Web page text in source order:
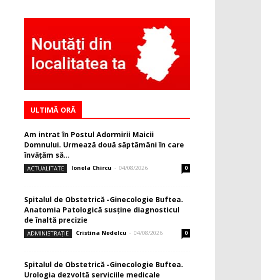
ULTIMĂ ORĂ
Am intrat în Postul Adormirii Maicii
Domnului. Urmează două săptămâni în care
învăţăm să...
ACTUALITATE Ionela Chircu - 04/08/2026 0
Spitalul de Obstetrică -Ginecologie Buftea.
Anatomia Patologică susţine diagnosticul
de înaltă precizie
ADMINISTRAȚIE Cristina Nedelcu - 04/08/2026 0
Spitalul de Obstetrică -Ginecologie Buftea.
Urologia dezvoltă serviciile medicale